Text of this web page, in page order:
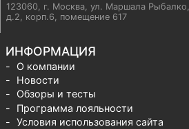
123060, г. Москва ул. Маршала Рыбалко,
д.2, корп.6, помещение 617
ИНФОРМАЦИЯ
О компании
Новости
Обзоры и тесты
Программа лояльности
Условия использования сайта